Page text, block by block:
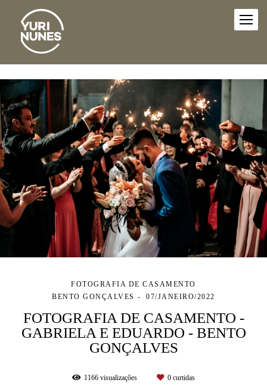
FOTOGRAFIA DE CASAMENTO
BENTO GONÇALVES
07/JANEIRO/2022
FOTOGRAFIA DE CASAMENTO -
GABRIELA E EDUARDO - BENTO
GONÇALVES
1166 visualizações 0 curtidas